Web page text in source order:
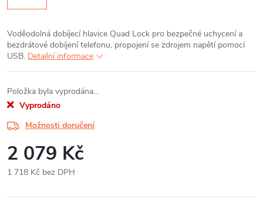
Voděodolná dobíjecí hlavice Quad Lock pro bezpečné uchycení a
bezdrátové dobíjení telefonu, propojení se zdrojem napětí pomocí
USB. Detailní informace
Položka byla vyprodána…
Vyprodáno
Možnosti doručení
2 079 Kč
1 718 Kč bez DPH
cena: